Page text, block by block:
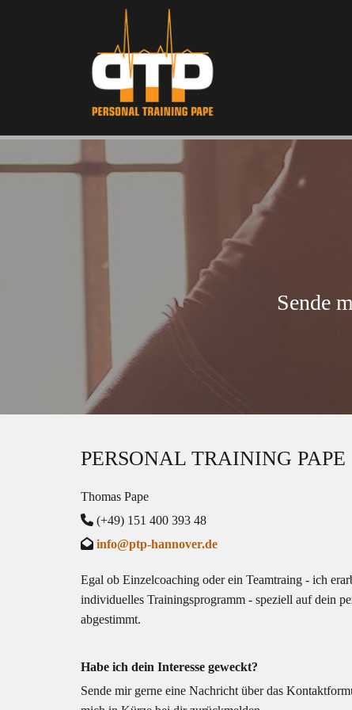
Sende
PERSONAL TRAINING PAPE
Thomas Pape
 (+49) 151 400 393 48
 info@ptp-hannover.de
Egal ob Einzelcoaching oder ein Teamtraing - ich
individuelles Trainingsprogramm - speziell auf dein
abgestimmt.
Habe ich dein Interesse geweckt?
Sende mir gerne eine Nachricht über das